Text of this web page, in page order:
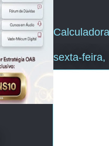
sexta-feira,